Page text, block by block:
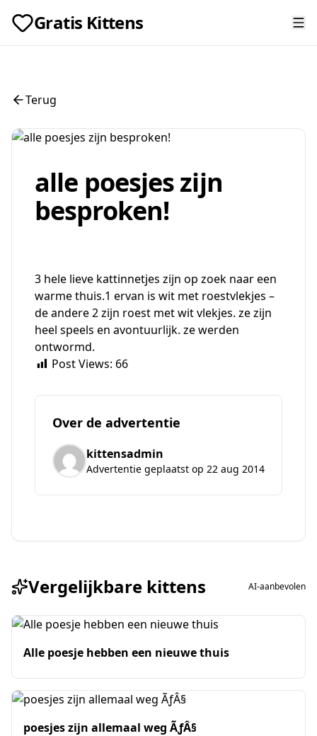
Gratis Kittens
Terug
alle poesjes zijn
besproken!
3 hele lieve kattinnetjes zijn op zoek naar een
warme thuis.1 ervan is wit met roestvlekjes –
de andere 2 zijn roest met wit vlekjes. ze zijn
heel speels en avontuurlijk. ze werden
ontwormd.
Post Views: 66
Over de advertentie
kittensadmin
Advertentie geplaatst op 22 aug 2014
Vergelijkbare kittens AI-aanbevolen
Alle poesje hebben een nieuwe thuis
poesjes zijn allemaal weg ÃƒÂ§